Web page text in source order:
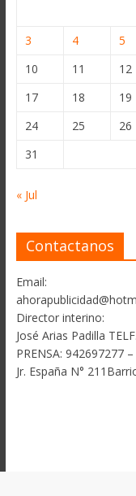
3
4 5
10
11 12
17
18 19
24
25 26
31
« Jul
Contactanos
Email:
Director interino:
José Arias Padilla
PRENSA: 942697277
Jr. España N°